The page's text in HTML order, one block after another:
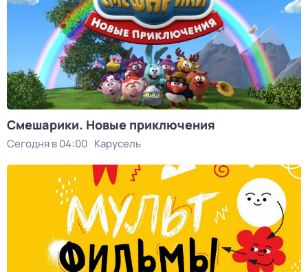
Смешарики. Новые приключения
Сегодня в 04:00 Карусель